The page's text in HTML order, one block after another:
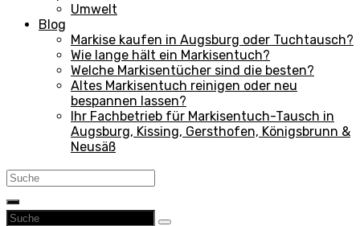
Umwelt
Blog
Markise kaufen in Augsburg oder Tuchtausch?
Wie lange hält ein Markisentuch?
Welche Markisentücher sind die besten?
Altes Markisentuch reinigen oder neu
bespannen lassen?
Ihr Fachbetrieb für Markisentuch-Tausch in
Augsburg, Kissing, Gersthofen, Königsbrunn &
Neusäß